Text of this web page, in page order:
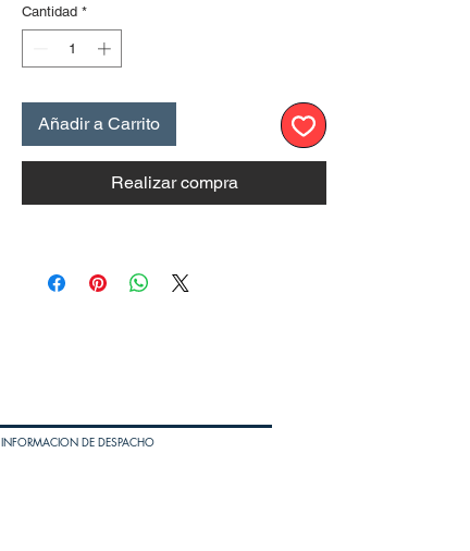
Cantidad *
Añadir a Carrito
Realizar compra
INFORMACION DE DESPACHO